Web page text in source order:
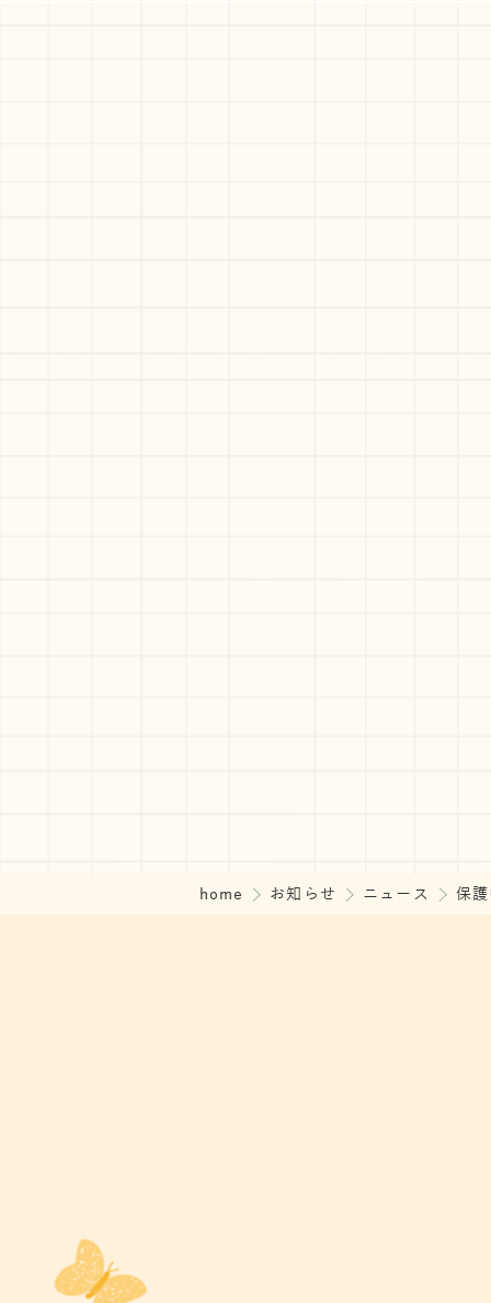
home お知らせ ニュース 保